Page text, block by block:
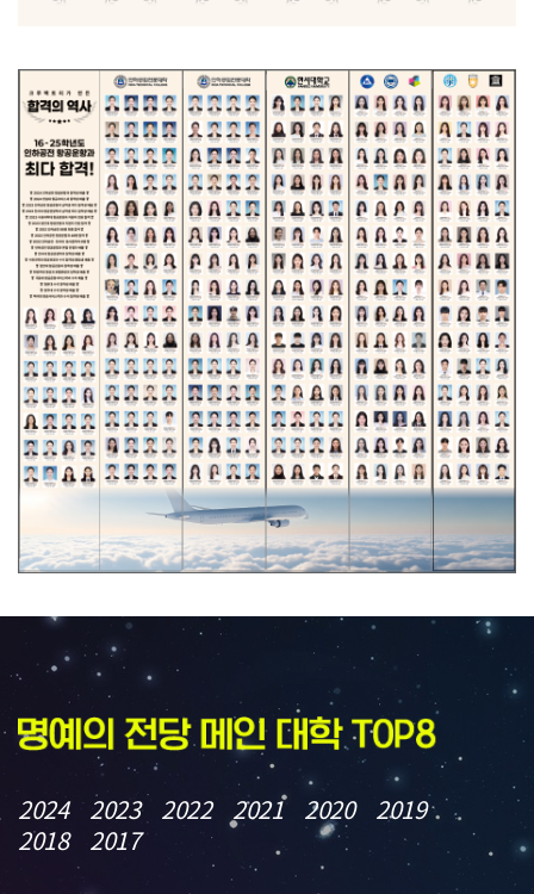
2024 2023 2022 2021 2020
2019
2018
2017